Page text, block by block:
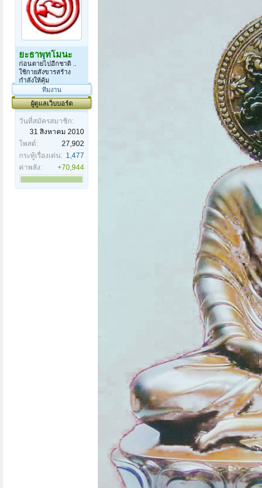
ยะธาพุทโมนะ
ก่อนตายไปอีกชาติ ..
ใช้กายสังขารสร้าง
กำลังให้คุ้ม
ทีมงาน
ผู้ดูแลเว็บบอร์ด
วันที่สมัครสมาชิก:
31 สิงหาคม 2010
โพสต์:
27,902
กระทู้เรื่องเด่น: 1,477
ค่าพลัง:
+70,944